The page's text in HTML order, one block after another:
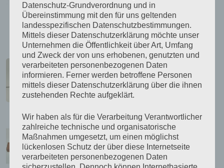
42,50€
inkl. MwSt.
zzgl.Versandkosten
Edisonlampe aus Kirschbaumholz
70,00€
inkl. MwSt.
zzgl.Versandkosten
Teelicht- / Kerzenhalter
23,50€
inkl. MwSt.
Datenschutz-Grundverordnung und in
Übereinstimmung mit den für uns geltenden
landesspezifischen Datenschutzbestimmungen.
Mittels dieser Datenschutzerklärung möchte unser
Unternehmen die Öffentlichkeit über Art, Umfang
und Zweck der von uns erhobenen, genutzten und
verarbeiteten personenbezogenen Daten
informieren. Ferner werden betroffene Personen
mittels dieser Datenschutzerklärung über die ihnen
zustehenden Rechte aufgeklärt.
Wir haben als für die Verarbeitung Verantwortlicher
zahlreiche technische und organisatorische
Maßnahmen umgesetzt, um einen möglichst
lückenlosen Schutz der über diese Internetseite
verarbeiteten personenbezogenen Daten